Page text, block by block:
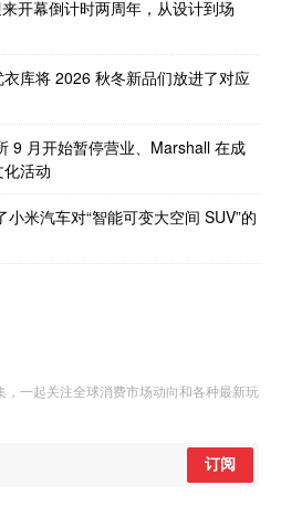
开幕倒计时两周年，从设计到场
衣库将 2026 秋冬新品们放进了对应
9 月开始暂停营业、Marshall 在成
化活动
米汽车对“智能可变大空间 SUV”的
一起关注全球消费市场动向和各种最新玩